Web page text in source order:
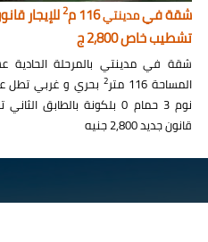
شقة فيمدينتي116 م 2للإيجار
تشطيب خاص 2,800 ج
شقة في مدينتي بالمرحلة الحادية
المساحة 116 متر
2
نوم 3 حمام 0 بلكونة بالطابق
قانون جديد 2,800 جنيه